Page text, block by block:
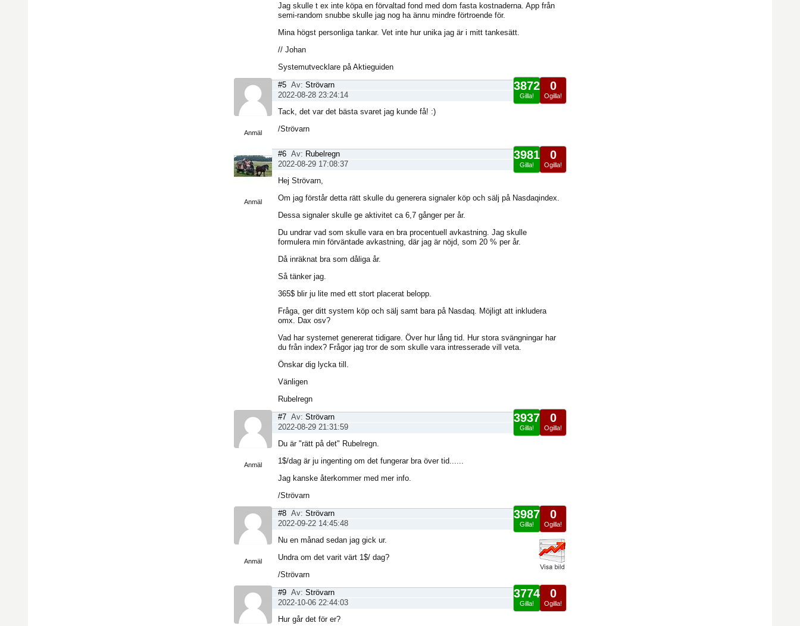
Jag skulle t ex inte köpa en förvaltad fond med dom fasta kostnaderna. App från
semi-random snubbe skulle jag nog ha ännu mindre förtroende för.
Mina högst personliga tankar. Vet inte hur unika jag är i mitt tankesätt.
// Johan
Systemutvecklare på Aktieguiden
Anmäl
0
Ogilla!
3872
Gilla!
#5 Av: Strövarn
2022-08-28 23:24:14
Tack, det var det bästa svaret jag kunde få! :)
/Strövarn
Anmäl
0
Ogilla!
3981
Gilla!
#6 Av: Rubelregn
2022-08-29 17:08:37
Hej Strövarn,
Om jag förstår detta rätt skulle du generera signaler köp och sälj på Nasdaqindex.
Dessa signaler skulle ge aktivitet ca 6,7 gånger per år.
Du undrar vad som skulle vara en bra procentuell avkastning. Jag skulle
formulera min förväntade avkastning, där jag är nöjd, som 20 % per år.
Då inräknat bra som dåliga år.
Så tänker jag.
365$ blir ju lite med ett stort placerat belopp.
Fråga, ger ditt system köp och sälj samt bara på Nasdaq. Möjligt att inkludera
omx. Dax osv?
Vad har systemet genererat tidigare. Över hur lång tid. Hur stora svängningar har
du från index? Frågor jag tror de som skulle vara intresserade vill veta.
Önskar dig lycka till.
Vänligen
Rubelregn
Anmäl
0
Ogilla!
3937
Gilla!
#7 Av: Strövarn
2022-08-29 21:31:59
Du är "rätt på det" Rubelregn.
1$/dag är ju ingenting om det fungerar bra över tid......
Jag kanske återkommer med mer info.
/Strövarn
Anmäl
0
Ogilla!
3987
Gilla!
#8 Av: Strövarn
2022-09-22 14:45:48
Nu en månad sedan jag gick ur.
Undra om det varit värt 1$/ dag?
/Strövarn
0
Ogilla!
3774
Gilla!
#9 Av: Strövarn
2022-10-06 22:44:03
Hur går det för er?